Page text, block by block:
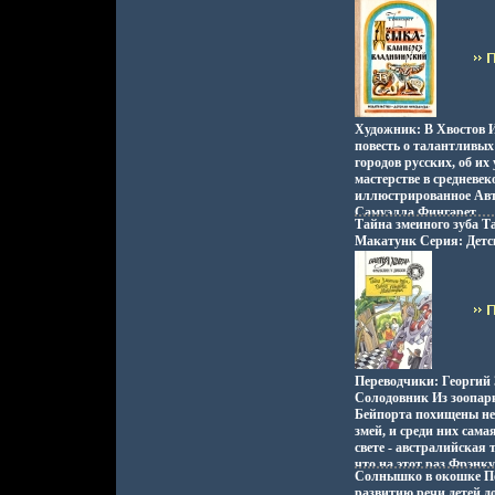
Книга адресована
цель - дополнить и
учащихся,
истории.
Хорошая
литература Москва,
переплет, 160 стр
Формат: 70x100/16
иллюстрации инфо
Художник: В Хвостов
повесть о
городов русских, об
мастерстве в
иллюстрированное
Самуэлла Фингарет.
Тайна змеиного зуба
Макатунк Серия:
5413t.
Переводчики:
Солодовник Из
Бейпорта похищены
змей, и среди них
свете - австралийская
что на этот раз
Харди предстоит
Солнышко в окошке